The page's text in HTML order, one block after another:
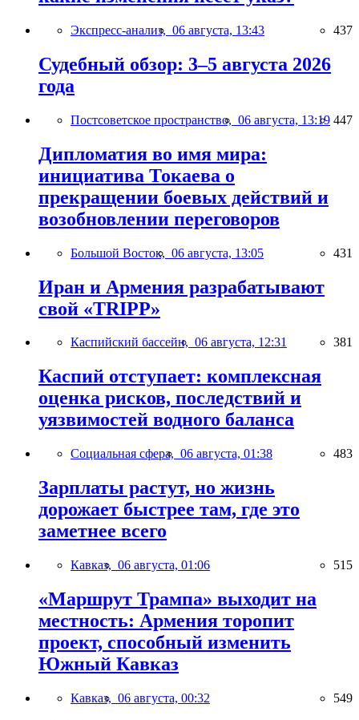
Экспресс-анализ, 06 августа, 13:43 437
Судебный обзор: 3–5 августа 2026
года
Постсоветское пространство, 06 августа, 13:19 447
Дипломатия во имя мира:
инициатива Токаева о
прекращении боевых действий и
возобновлении переговоров
Большой Восток, 06 августа, 13:05 431
Иран и Армения разрабатывают
свой «TRIPP»
Каспийский бассейн, 06 августа, 12:31 381
Каспий отступает: комплексная
оценка рисков, последствий и
уязвимостей водного баланса
Социальная сфера, 06 августа, 01:38 483
Зарплаты растут, но жизнь
дорожает быстрее там, где это
заметнее всего
Кавказ, 06 августа, 01:06 515
«Маршрут Трампа» выходит на
местность: Армения торопит
проект, способный изменить
Южный Кавказ
Кавказ, 06 августа, 00:32 549